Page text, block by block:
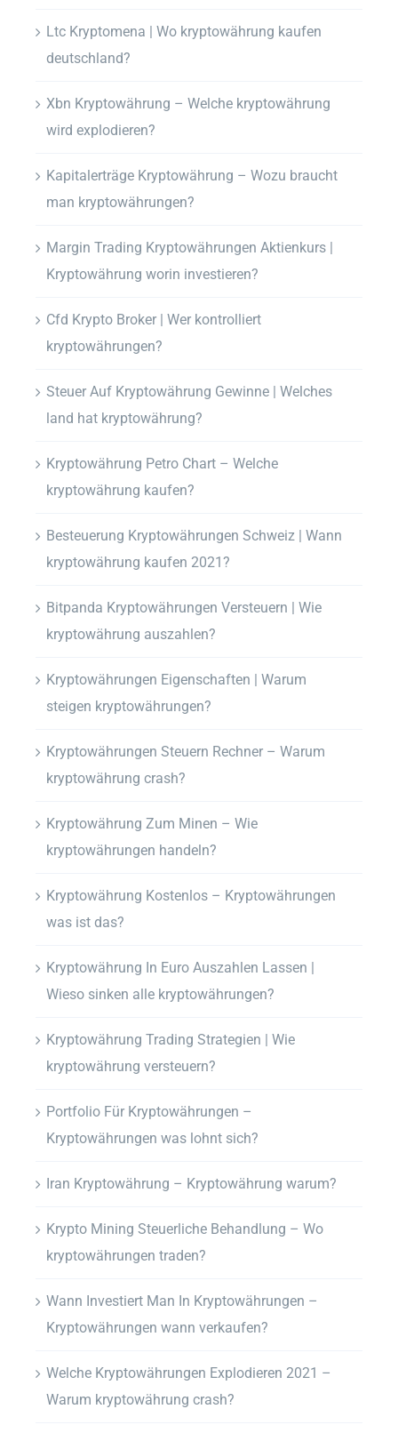
Ltc Kryptomena | Wo kryptowährung kaufen
deutschland?
Xbn Kryptowährung – Welche kryptowährung
wird explodieren?
Kapitalerträge Kryptowährung – Wozu braucht
man kryptowährungen?
Margin Trading Kryptowährungen Aktienkurs |
Kryptowährung worin investieren?
Cfd Krypto Broker | Wer kontrolliert
kryptowährungen?
Steuer Auf Kryptowährung Gewinne | Welches
land hat kryptowährung?
Kryptowährung Petro Chart – Welche
kryptowährung kaufen?
Besteuerung Kryptowährungen Schweiz | Wann
kryptowährung kaufen 2021?
Bitpanda Kryptowährungen Versteuern | Wie
kryptowährung auszahlen?
Kryptowährungen Eigenschaften | Warum
steigen kryptowährungen?
Kryptowährungen Steuern Rechner – Warum
kryptowährung crash?
Kryptowährung Zum Minen – Wie
kryptowährungen handeln?
Kryptowährung Kostenlos – Kryptowährungen
was ist das?
Kryptowährung In Euro Auszahlen Lassen |
Wieso sinken alle kryptowährungen?
Kryptowährung Trading Strategien | Wie
kryptowährung versteuern?
Portfolio Für Kryptowährungen –
Kryptowährungen was lohnt sich?
Iran Kryptowährung – Kryptowährung warum?
Krypto Mining Steuerliche Behandlung – Wo
kryptowährungen traden?
Wann Investiert Man In Kryptowährungen –
Kryptowährungen wann verkaufen?
Welche Kryptowährungen Explodieren 2021 –
Warum kryptowährung crash?